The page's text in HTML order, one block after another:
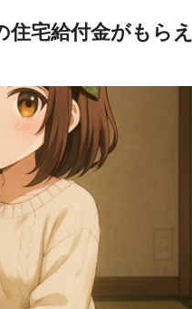
住宅給付金がもらえ